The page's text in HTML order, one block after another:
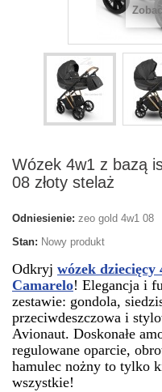
Wózek 4w1 z bazą
08 złoty stelaż
Odniesienie: zeo gold 4w1 08
Stan: Nowy produkt
Odkryj wózek dziecięcy
Camarelo! Elegancja i
zestawie: gondola,
przeciwdeszczowa i
Avionaut. Doskonałe
regulowane oparcie,
hamulec nożny to tylko
wszystkie!